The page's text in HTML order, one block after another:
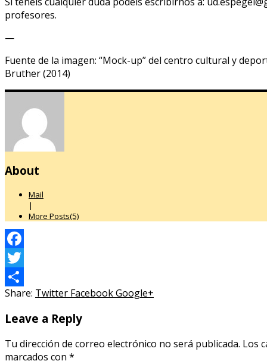
profesores.
—
Fuente de la imagen: “Mock-up” del centro cultural y
Bruther (2014)
About
Mail
|
More Posts(5)
Facebook
Twitter
Compartir
Share: Twitter FacebookGoogle+
Leave a Reply
Tu dirección de correo electrónico no será publicada. Los
marcados con *